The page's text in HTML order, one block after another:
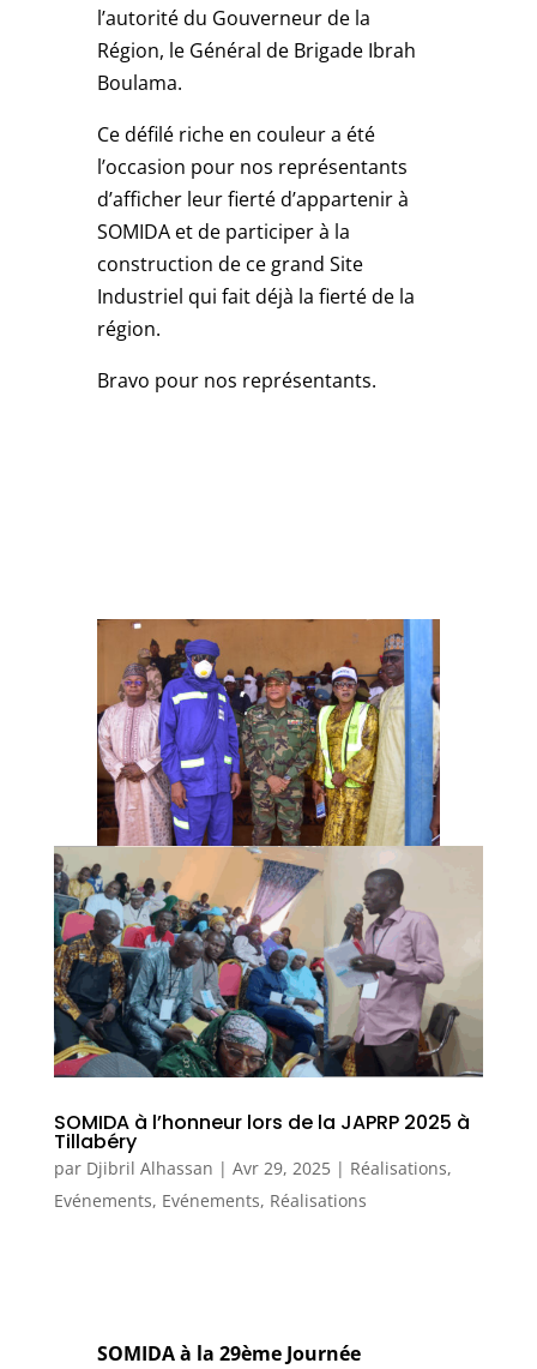
l’autorité du Gouverneur de la
Région, le Général de Brigade Ibrah
Boulama.
Ce défilé riche en couleur a été
l’occasion pour nos représentants
d’afficher leur fierté d’appartenir à
SOMIDA et de participer à la
construction de ce grand Site
Industriel qui fait déjà la fierté de la
région.
Bravo pour nos représentants.
SOMIDA à l’honneur lors de la JAPRP 2025 à
Tillabéry
par Djibril Alhassan | Avr 29, 2025| Réalisations,
Evénements, Evénements, Réalisations
SOMIDA à la 29ème Journée